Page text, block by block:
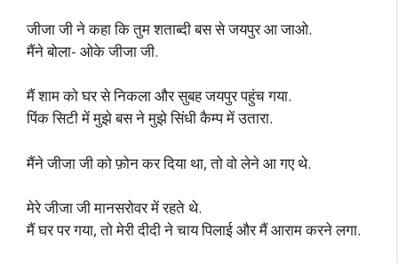
जीजा जी ने कहा कि तुम शताब्दी बस से जयपुर आ जाओ.
मैंने बोला- ओके जीजा जी.
मैं शाम को घर से निकला और सुबह जयपुर पहुंच गया.
पिंक सिटी में मुझे बस ने मुझे सिंधी कैम्प में उतारा.
मैंने जीजा जी को फ़ोन कर दिया था, तो वो लेने आ गए थे.
मेरे जीजा जी मानसरोवर में रहते थे.
मैं घर पर गया, तो मेरी दीदी ने चाय पिलाई और मैं आराम करने लगा.